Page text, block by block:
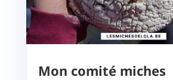
Mon comité miches